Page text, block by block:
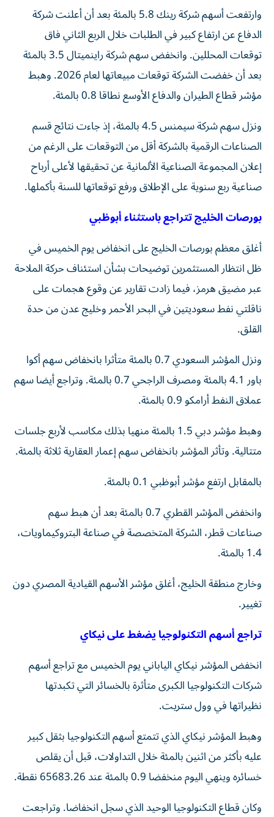
وارتفعت أسهم شركة رينك 5.8 بالمئة ‌بعد أن أعلنت ‌شركة
الدفاع عن ارتفاع كبير في ⁠الطلبات خلال الربع الثاني فاق
توقعات المحللين. وانخفض سهم شركة ‌راينميتال 3.5 بالمئة
بعد أن خفضت الشركة توقعات مبيعاتها لعام 2026. وهبط
مؤشر قطاع الطيران والدفاع الأوسع نطاقا 0.8 بالمئة.
ونزل سهم ⁠شركة سيمنس 4.5 بالمئة، إذ جاءت نتائج قسم
الصناعات الرقمية ​بالشركة أقل من التوقعات على الرغم من
إعلان المجموعة الصناعية الألمانية عن تحقيقها لأعلى أرباح
صناعية ربع سنوية على الإطلاق ورفع توقعاتها ⁠للسنة بأكملها.
بورصات الخليج تتراجع باستثناء أبوظبي
أغلق معظم بورصات الخليج على انخفاض يوم الخميس في
ظل انتظار المستثمرين توضيحات بشأن استئناف حركة الملاحة
عبر مضيق هرمز، فيما زادت تقارير ‌عن وقوع هجمات على
ناقلتي نفط سعوديتين في البحر الأحمر وخليج عدن ​من حدة
⁠القلق.
ونزل المؤشر السعودي 0.7 بالمئة ‌متأثرا بانخفاض سهم أكوا
باور 4.1 بالمئة ومصرف الراجحي 0.7 بالمئة. وتراجع أيضا سهم
عملاق النفط أرامكو 0.9 بالمئة.
وهبط مؤشر دبي 1.5 بالمئة منهيا بذلك مكاسب لأربع جلسات
متتالية. ‌وتأثر المؤشر بانخفاض سهم إعمار العقارية ثلاثة بالمئة.
بالمقابل ارتفع مؤشر أبوظبي 0.1 بالمئة.
وانخفض المؤشر القطري 0.7 ​بالمئة بعد أن هبط سهم
صناعات قطر، الشركة المتخصصة في صناعة البتروكيماويات،
1.4 بالمئة.
وخارج منطقة الخليج، أغلق مؤشر الأسهم القيادية المصري ⁠دون
تغيير.
تراجع أسهم التكنولوجيا يضغط على نيكاي
انخفض المؤشر نيكاي الياباني يوم الخميس مع تراجع أسهم
شركات التكنولوجيا الكبرى متأثرة بالخسائر التي تكبدتها
نظيراتها في وول ‌ستريت.
وهبط المؤشر نيكاي الذي تتمتع أسهم التكنولوجيا بثقل كبير
عليه بأكثر من اثنين بالمئة خلال التداولات، قبل أن يقلص
‌خسائره وينهي اليوم منخفضا 0.9 بالمئة عند 65683.26 نقطة.
وكان قطاع التكنولوجيا الوحيد الذي سجل انخفاضا. وتراجعت